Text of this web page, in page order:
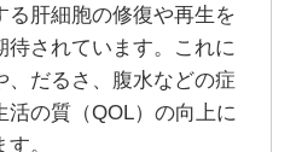
る肝細胞の修復や再生を
されています。これに
、だるさ、腹水などの症
の質（QOL）の向上に
。